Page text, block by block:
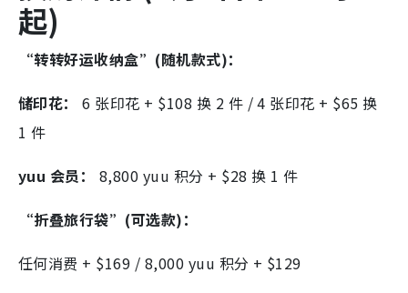
起)
“转转好运收纳盒”(随机款式)：
储印花：
6 张印花 + $108 换 2 件 / 4 张印花 + $65 换
1 件
yuu 会员：
8,800 yuu 积分 + $28 换 1 件
“折叠旅行袋”(可选款)：
任何消费 + $169 / 8,000 yuu 积分 + $129